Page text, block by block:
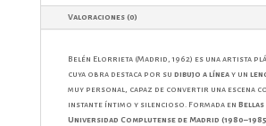
Valoraciones (0)
Belén Elorrieta (Madrid, 1962) es una artista
cuya obra destaca por su dibujo a líneay un
muy personal, capaz de convertir una escena
instante íntimo y silencioso. Formada en Bellas
Universidad Complutense de Madrid